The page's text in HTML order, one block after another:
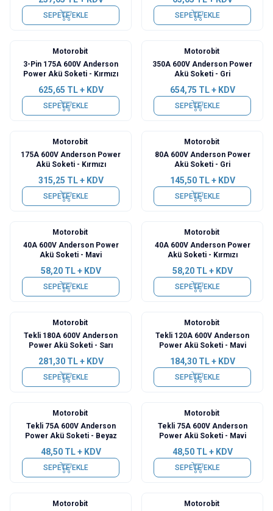
SEPETE EKLE SEPETE EKLE
Motorobit
3-Pin 175A 600V Anderson
Power Akü Soketi - Kırmızı
625,65 TL + KDV
SEPETE EKLE
Motorobit
350A 600V Anderson Power
Akü Soketi - Gri
654,75 TL + KDV
SEPETE EKLE
Motorobit
175A 600V Anderson Power
Akü Soketi - Kırmızı
315,25 TL + KDV
SEPETE EKLE
Motorobit
80A 600V Anderson Power
Akü Soketi - Gri
145,50TL + KDV
SEPETE EKLE
Motorobit
40A 600V Anderson Power
Akü Soketi - Mavi
58,20TL + KDV
SEPETE EKLE
Motorobit
40A 600V Anderson Power
Akü Soketi - Kırmızı
58,20TL + KDV
SEPETE EKLE
Motorobit
Tekli 180A 600V Anderson
Power Akü Soketi - Sarı
281,30TL + KDV
SEPETE EKLE
Motorobit
Tekli 120A 600V Anderson
Power Akü Soketi - Mavi
184,30TL + KDV
SEPETE EKLE
Motorobit
Tekli 75A 600V Anderson
Power Akü Soketi - Beyaz
48,50TL + KDV
SEPETE EKLE
Motorobit
Tekli 75A 600V Anderson
Power Akü Soketi - Mavi
48,50TL + KDV
SEPETE EKLE
Motorobit
Motorobit